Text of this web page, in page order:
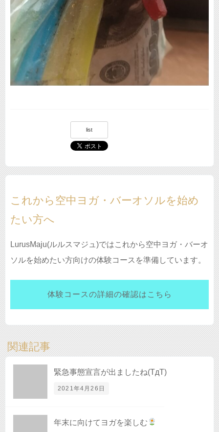
list
これから空中ヨガ・バーオソルを始め
たい方へ
LurusMaju(ルルスマジュ)ではこれから空中ヨガ・バーオ
ソルを始めたい方向けの体験コースを準備しています。
体験コースの詳細の確認はこちら
関連記事
緊急事態宣言が出ましたね(TдT)
2021年4月26日
年末に向けてヨガを楽しむ